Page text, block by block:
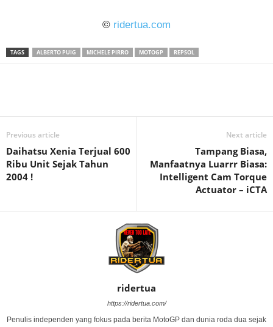
© ridertua.com
TAGS ALBERTO PUIG MICHELE PIRRO MOTOGP REPSOL
Previous article
Daihatsu Xenia Terjual 600
Ribu Unit Sejak Tahun
2004 !
Next article
Tampang Biasa,
Manfaatnya Luarrr Biasa:
Intelligent Cam Torque
Actuator – iCTA
ridertua
https://ridertua.com/
Penulis independen yang fokus pada berita MotoGP dan dunia roda dua sejak